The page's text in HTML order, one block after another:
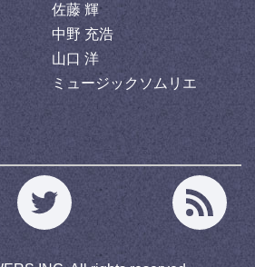
佐藤 輝
中野 充浩
山口 洋
ミュージックソムリエ